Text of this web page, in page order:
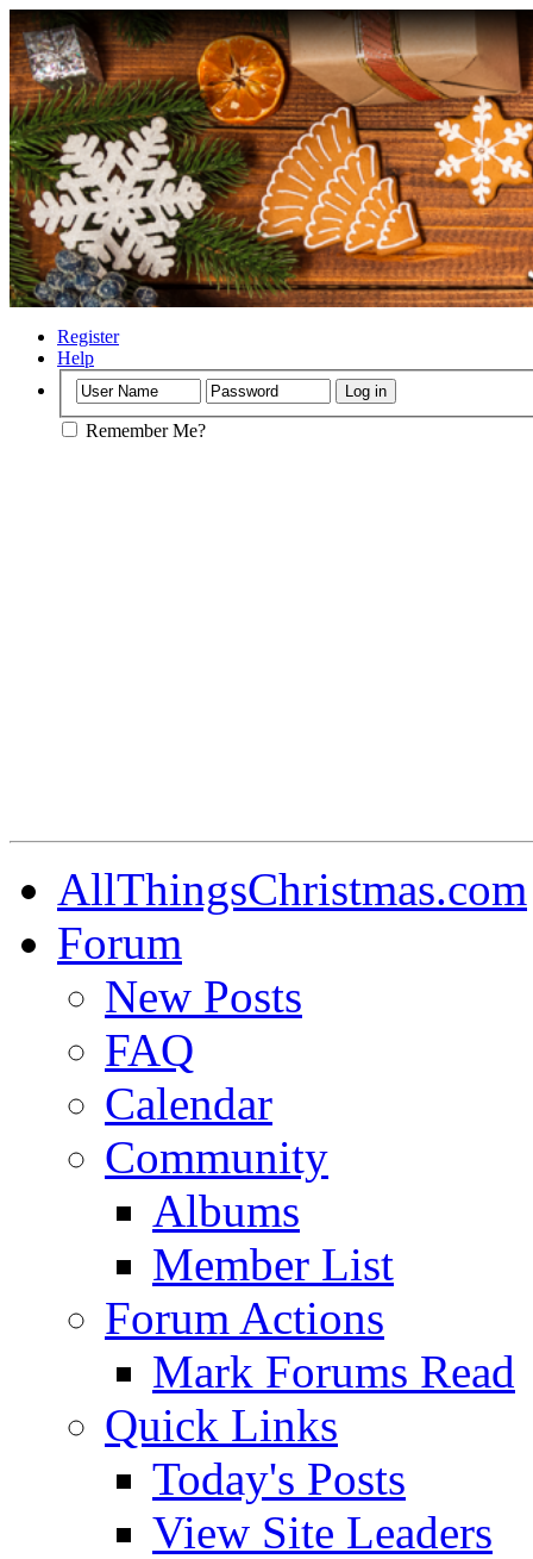
Register
Help
Remember Me?
AllThingsChristmas.com
Forum
New Posts
FAQ
Calendar
Community
Albums
Member List
Forum Actions
Mark Forums Read
Quick Links
Today's Posts
View Site Leaders